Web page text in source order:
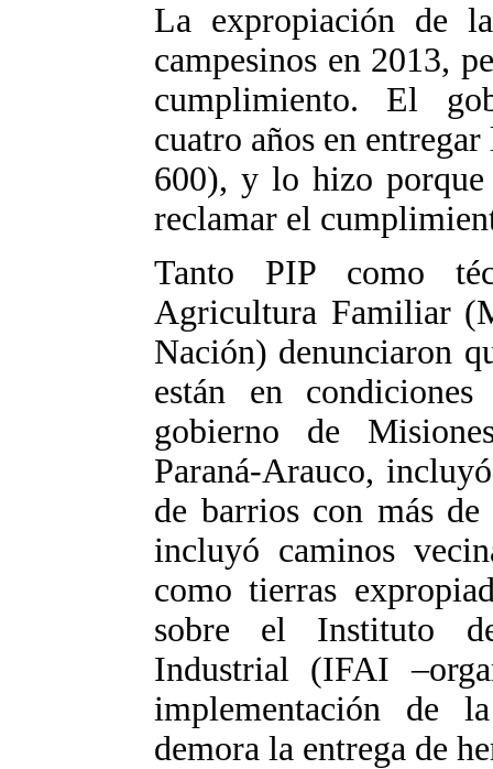
La expropiación de
campesinos en 2013,
cumplimiento. El
cuatro años en
600), y lo hizo
reclamar el
Tanto PIP como
Agricultura Familiar
Nación) denunciaron
están en
gobierno de
Paraná-Arauco,
de barrios con más
incluyó caminos
como tierras
sobre el Instituto
Industrial (IFAI
implementación de
demora la entrega de